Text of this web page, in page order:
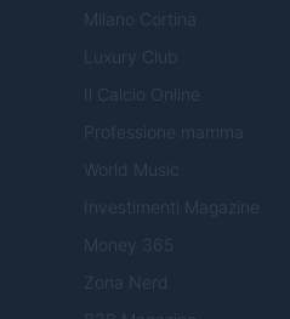
Milano Cortina
Luxury Club
Il Calcio Online
Professione mamma
World Music
Investimenti Magazine
Money 365
Zona Nerd